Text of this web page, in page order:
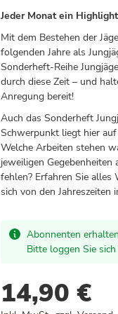
Jeder Monat ein
Mit dem Bestehen der
folgenden Jahre als
Sonderheft-Reihe
durch diese Zeit – und
Anregung bereit!
Auch das Sonderheft
Schwerpunkt liegt hier
Welche Arbeiten stehen
jeweiligen
fehlen? Erfahren Sie alles
sich von den Jahreszeiten
Abonnenten
Bitte loggen Sie
14,90 €